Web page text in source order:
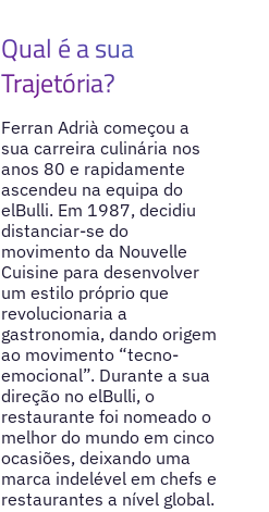
Qual é a sua
Trajetória?
Ferran Adrià começou a
sua carreira culinária nos
anos 80 e rapidamente
ascendeu na equipa do
elBulli. Em 1987, decidiu
distanciar-se do
movimento da Nouvelle
Cuisine para desenvolver
um estilo próprio que
revolucionaria a
gastronomia, dando origem
ao movimento “tecno-
emocional”. Durante a sua
direção no elBulli, o
restaurante foi nomeado o
melhor do mundo em cinco
ocasiões, deixando uma
marca indelével em chefs e
restaurantes a nível global.